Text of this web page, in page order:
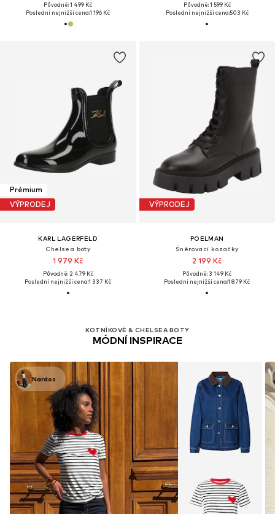
Původně: 1 499 Kč
Poslední nejnižší cena:1 196 Kč
Původně: 1 599 Kč
Poslední nejnižší cena:503 Kč
Prémium
VÝPRODEJ
KARL LAGERFELD
Chelsea boty
1 979 Kč
Původně: 2 479 Kč
Poslední nejnižší cena:1 337 Kč
VÝPRODEJ
POELMAN
Šněrovací kozačky
2 199 Kč
Původně: 3 149 Kč
Poslední nejnižší cena:1 879 Kč
KOTNÍKOVÉ & CHELSEA BOTY
MÓDNÍ INSPIRACE
Nardos